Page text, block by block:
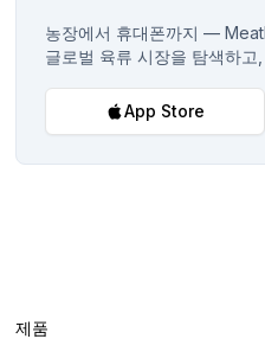
농장에서 휴대폰까지 —
글로벌 육류 시장을 탐색하고
App Store
제품